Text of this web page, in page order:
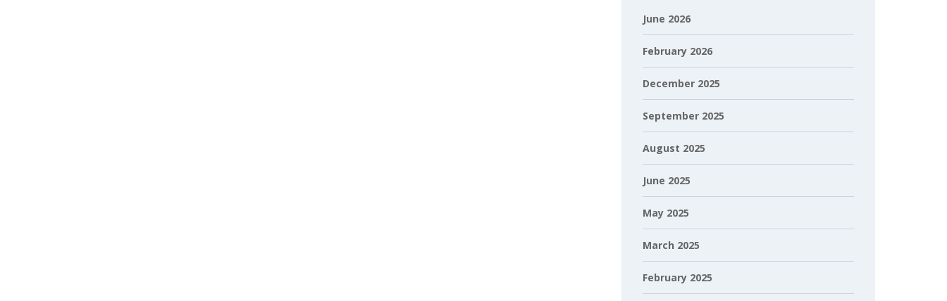
June 2026
February 2026
December 2025
September 2025
August 2025
June 2025
May 2025
March 2025
February 2025